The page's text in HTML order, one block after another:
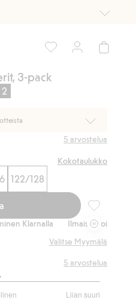
3-pack
tai enemmän. Voimassa 3-
Ei voi yhdistää muihin
luokitus: 5 arvostelua
Kokotaulukko
122/128
Ribatut
Ilmaiset
Valitse Myymälä
Liian suuri
5 arvostelua